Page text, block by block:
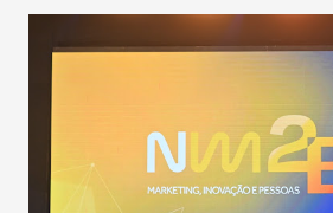
população suspeita e de cuidados com
públicos e domiciliares. “Nós não
epidemia comum, como temos em
aumento de casos de dengue,
de uma epidemia com um vírus
contaminação maior que outros